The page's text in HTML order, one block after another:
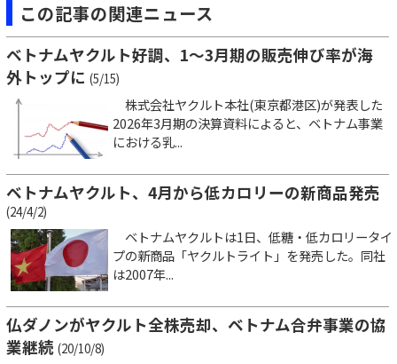
この記事の関連ニュース
ベトナムヤクルト好調、1～3月期の販売伸び率が海
外トップに (5/15)
株式会社ヤクルト本社(東京都港区)が発表した
2026年3月期の決算資料によると、ベトナム事業
における乳...
ベトナムヤクルト、4月から低カロリーの新商品発売
(24/4/2)
ベトナムヤクルトは1日、低糖・低カロリータイ
プの新商品「ヤクルトライト」を発売した。同社
は2007年...
仏ダノンがヤクルト全株売却、ベトナム合弁事業の協
業継続 (20/10/8)